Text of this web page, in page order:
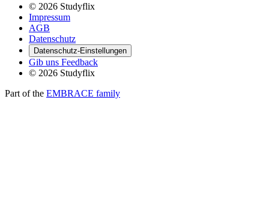
© 2026 Studyflix
Impressum
AGB
Datenschutz
Datenschutz-Einstellungen
Gib uns Feedback
© 2026 Studyflix
Part of the EMBRACE family